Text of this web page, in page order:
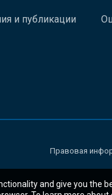
и публикации
Правовая
and give you the